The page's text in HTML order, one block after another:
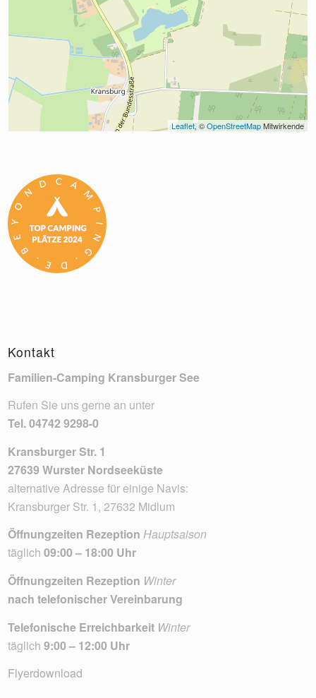
Leaflet, © OpenStreetMap Mitwirkende
Kontakt
Familien-Camping Kransburger See
Rufen Sie uns gerne an unter
Tel.04742 9298-0
Kransburger Str. 1
27639 Wurster Nordseeküste
alternative Adresse für einige Navis:
Kransburger Str. 1, 27632 Midlum
Öffnungzeiten RezeptionHauptsaison
täglich 09:00 – 18:00 Uhr
Öffnungzeiten Rezeption Winter
nach telefonischer Vereinbarung
Telefonische Erreichbarkeit Winter
täglich 9:00 – 12:00 Uhr
Flyerdownload